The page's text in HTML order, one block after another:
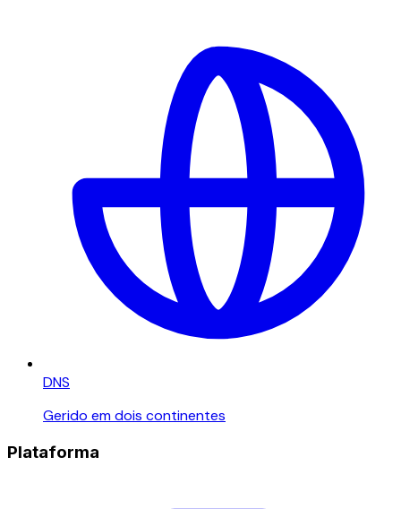
DNS
Gerido em dois continentes
Plataforma